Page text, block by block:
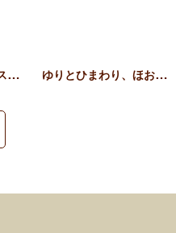
ローズとグリーンのスタンデ… ゆりとひまわり、ほおずきの…